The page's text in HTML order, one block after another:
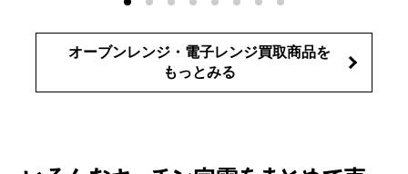
オーブンレンジ・電子レンジ買取商品を
もっとみる